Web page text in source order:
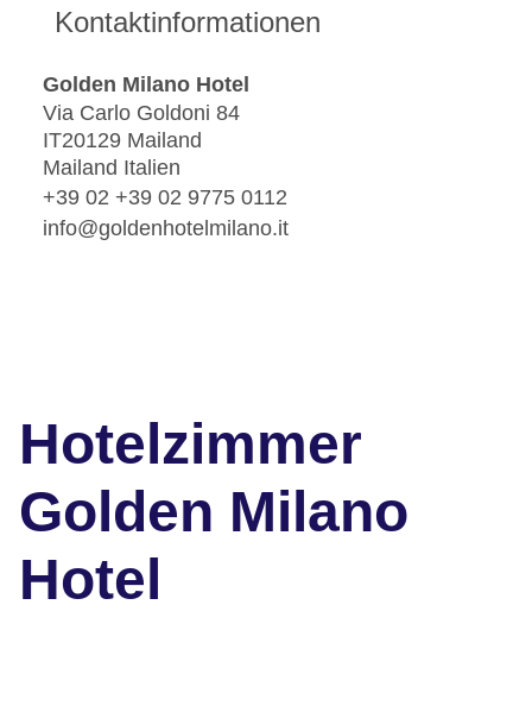
Kontaktinformationen
Golden Milano Hotel
Via Carlo Goldoni 84
IT20129 Mailand
Mailand Italien
+39 02 +39 02 9775 0112
info@goldenhotelmilano.it
Hotelzimmer
Golden Milano
Hotel